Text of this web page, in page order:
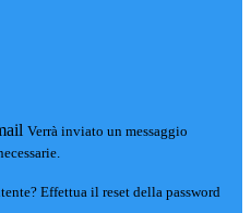
Verrà inviato un messaggio
Effettua il reset della password